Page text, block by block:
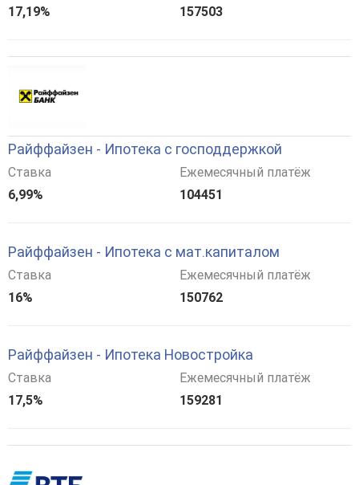
17,19% 157503
Райффайзен - Ипотека с господдержкой
Ставка
6,99%
Ежемесячный платёж
104451
Райффайзен - Ипотека с мат.капиталом
Ставка
16%
Ежемесячный платёж
150762
Райффайзен - Ипотека Новостройка
Ставка
17,5%
Ежемесячный платёж
159281